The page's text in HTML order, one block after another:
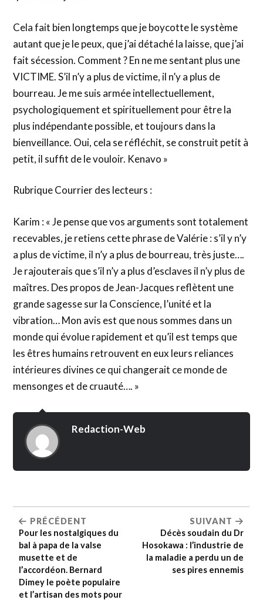
Cela fait bien longtemps que je boycotte le système
autant que je le peux, que j’ai détaché la laisse, que j’ai
fait sécession. Comment ? En ne me sentant plus une
VICTIME. S’il n’y a plus de victime, il n’y a plus de
bourreau. Je me suis armée intellectuellement,
psychologiquement et spirituellement pour être la
plus indépendante possible, et toujours dans la
bienveillance. Oui, cela se réfléchit, se construit petit à
petit, il suffit de le vouloir. Kenavo »
Rubrique Courrier des lecteurs :
Karim : « Je pense que vos arguments sont totalement
recevables, je retiens cette phrase de Valérie : s’il y n’y
a plus de victime, il n’y a plus de bourreau, très juste….
Je rajouterais que s’il n’y a plus d’esclaves il n’y plus de
maîtres. Des propos de Jean-Jacques reflètent une
grande sagesse sur la Conscience, l’unité et la
vibration… Mon avis est que nous sommes dans un
monde qui évolue rapidement et qu’il est temps que
les êtres humains retrouvent en eux leurs reliances
intérieures divines ce qui changerait ce monde de
mensonges et de cruauté…. »
Redaction-Web
PRÉCÉDENT
Pour les nostalgiques du
bal à papa de la valse
musette et de
l’accordéon. Bernard
Dimey le poète populaire
et l’artisan des mots pour
SUIVANT
Décès soudain du Dr
Hosokawa : l’industrie de
la maladie a perdu un de
ses pires ennemis